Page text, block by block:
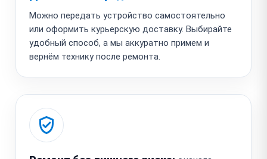
Можно передать устройство самостоятельно
или оформить курьерскую доставку. Выбирайте
удобный способ, а мы аккуратно примем и
вернём технику после ремонта.